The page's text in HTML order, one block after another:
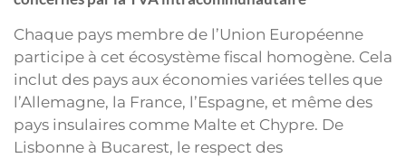
Chaque pays membre de l’Union Européenne
participe à cet écosystème fiscal homogène. Cela
inclut des pays aux économies variées telles que
l’Allemagne, la France, l’Espagne, et même des
pays insulaires comme Malte et Chypre. De
Lisbonne à Bucarest, le respect des